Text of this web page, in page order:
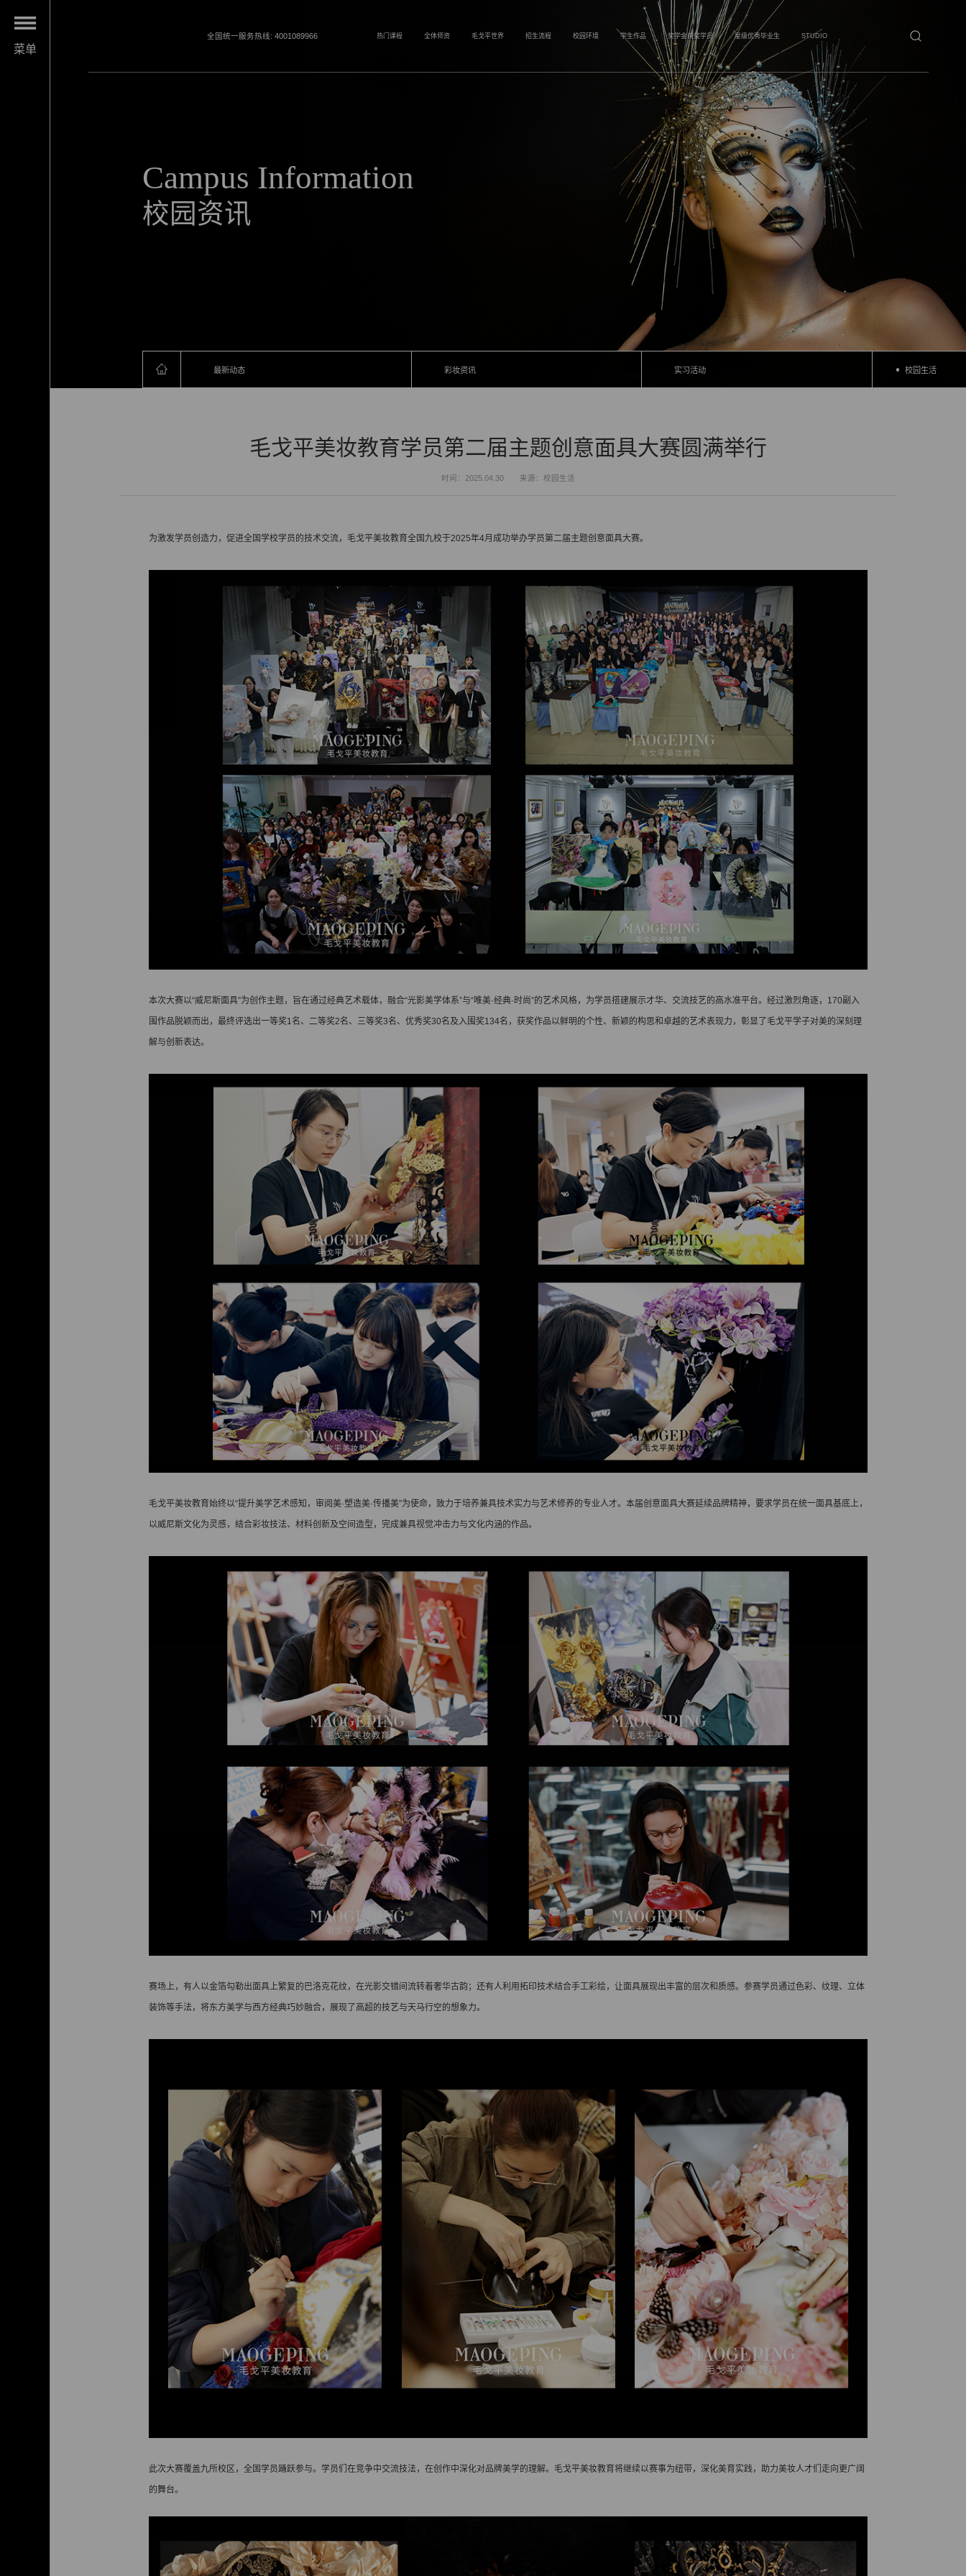
菜单
全国统一服务热线: 4001089966 热门课程 全体师资 毛戈平世界 招生流程 校园环境 学生作品 奖学金获奖学员 星级优秀毕业生 STUDIO
Campus Information
校园资讯
最新动态 彩妆资讯 实习活动 校园生活
毛戈平美妆教育学员第二届主题创意面具大赛圆满举行
时间：2025.04.30 来源：校园生活
为激发学员创造力，促进全国学校学员的技术交流，毛戈平美妆教育全国九校于2025年4月成功举办学员第二届主题创意面具大赛。
本次大赛以“威尼斯面具”为创作主题，旨在通过经典艺术载体，融合“光影美学体系”与“唯美·经典·时尚”的艺术风格，为学员搭建展示才华、交流技艺的高水准平台。经过激烈角逐，170副入
围作品脱颖而出，最终评选出一等奖1名、二等奖2名、三等奖3名、优秀奖30名及入围奖134名，获奖作品以鲜明的个性、新颖的构思和卓越的艺术表现力，彰显了毛戈平学子对美的深刻理
解与创新表达。
毛戈平美妆教育始终以“提升美学艺术感知，审阅美·塑造美·传播美”为使命，致力于培养兼具技术实力与艺术修养的专业人才。本届创意面具大赛延续品牌精神，要求学员在统一面具基底上，
以威尼斯文化为灵感，结合彩妆技法、材料创新及空间造型，完成兼具视觉冲击力与文化内涵的作品。
赛场上，有人以金箔勾勒出面具上繁复的巴洛克花纹，在光影交错间流转着奢华古韵；还有人利用拓印技术结合手工彩绘，让面具展现出丰富的层次和质感。参赛学员通过色彩、纹理、立体
装饰等手法，将东方美学与西方经典巧妙融合，展现了高超的技艺与天马行空的想象力。
此次大赛覆盖九所校区，全国学员踊跃参与。学员们在竞争中交流技法，在创作中深化对品牌美学的理解。毛戈平美妆教育将继续以赛事为纽带，深化美育实践，助力美妆人才们走向更广阔
的舞台。